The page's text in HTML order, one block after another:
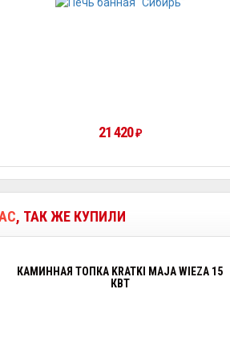
21 420₽
, ТАК ЖЕ КУПИЛИ
КАМИННАЯ ТОПКА KRATKI MAJA WIEZA 15
КВТ